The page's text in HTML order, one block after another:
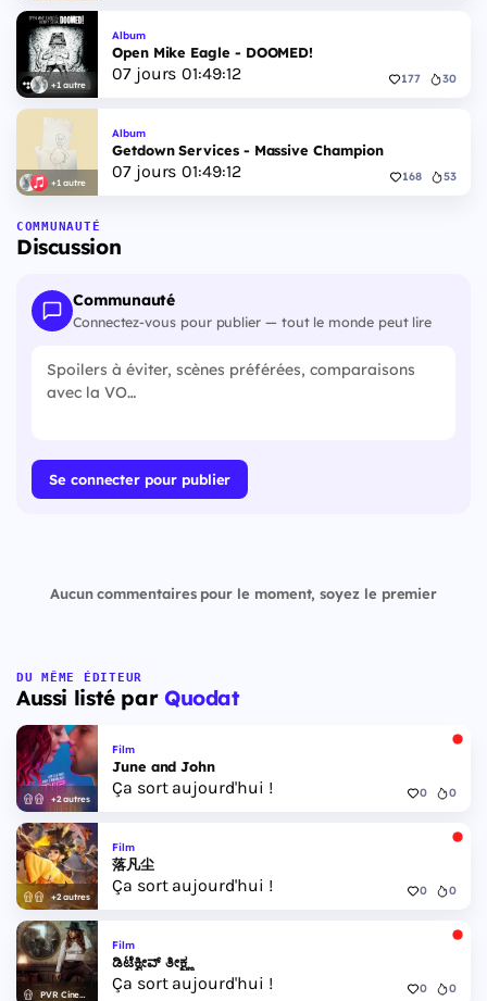
+1 autre
Album
Open Mike Eagle - DOOMED!
07jours 01:49:11 177 30
+1 autre
Album
Getdown Services - Massive Champion
07jours 01:49:11 168 53
COMMUNAUTÉ
Discussion
Communauté
Connectez-vous pour publier — tout le monde peut lire
Se connecter pour publier
Aucun commentaires pour le moment, soyez le premier
DU MÊME ÉDITEUR
Aussi listé par Quodat
+2 autres
Film
June and John
Ça sort aujourd'hui ! 0 0
+2 autres
Film
落凡尘
Ça sort aujourd'hui ! 0 0
PVR Cinemas
Film
ಡಿಟೆಕ್ವೀವ್ ತೀಕ್ಷ್ಣ
Ça sort aujourd'hui ! 0 0